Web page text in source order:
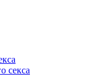
секса